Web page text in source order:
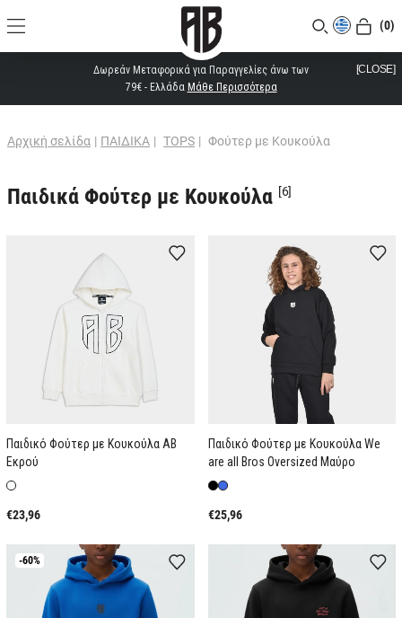
(0)
Δωρεάν Μεταφορικά για Παραγγελίες άνω των
79€ - Ελλάδα Μάθε Περισσότερα
[CLOSE]
Αρχική σελίδα | ΠΑΙΔΙΚΑ | TOPS | Φούτερ με Κουκούλα
Παιδικά Φούτερ με Κουκούλα [6]
Παιδικό Φούτερ με Κουκούλα AB
Εκρού
€23,96
Παιδικό Φούτερ με Κουκούλα We
are all Bros Oversized Μαύρο
€25,96
-60%